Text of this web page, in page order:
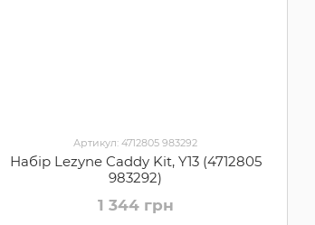
Артикул: 4712805 983292
Набір Lezyne Caddy Kit, Y13 (4712805
983292)
1 344 грн